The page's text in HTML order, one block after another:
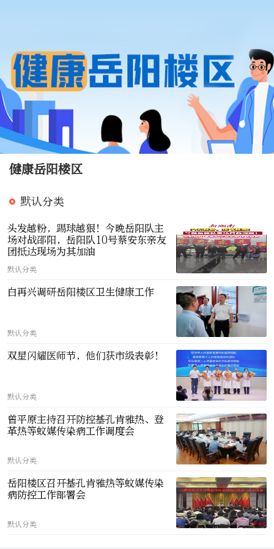
健康岳阳楼区
默认分类
头发越粉，踢球越狠！今晚岳阳队主
场对战邵阳，岳阳队10号蔡安东亲友
团抵达现场为其加油
默认分类
白再兴调研岳阳楼区卫生健康工作
默认分类
双星闪耀医师节，他们获市级表彰！
默认分类
曾平原主持召开防控基孔肯雅热、登
革热等蚊媒传染病工作调度会
默认分类
岳阳楼区召开基孔肯雅热等蚊媒传染
病防控工作部署会
默认分类